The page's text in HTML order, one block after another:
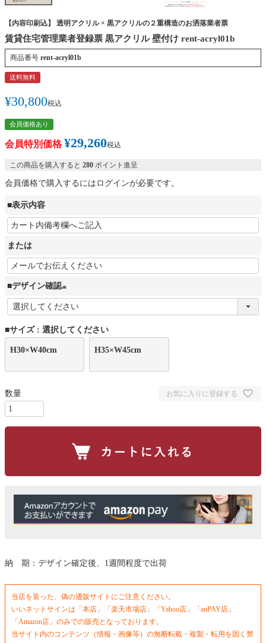
【内容印刷込】 透明アクリル × 黒アクリルの２重構造のお洒落業者票
賃貸住宅管理業者登録票 黒アクリル 壁付け rent-acryl01b
商品番号 rent-acryl01b
送料無料
¥30,800税込
会員価格あり
会員特別価格 ¥29,260税込
この商品を購入すると 280 ポイント進呈
会員価格で購入するにはログインが必要です。
■表示内容
または
■デザイン確認
(
須
■サイズ 選択してください
H30×W40cm H35×W45cm
お気に入りに登録する
納 期：デザイン確定後、1週間程度で出荷
当店を装った、偽の通販サイトにご注意ください。
いいネットサインは「本店」「楽天市場店」「Yahoo店」「auPAY店」
「Amazon店」のみでの販売となっております。
当サイト内のコンテンツ（情報・画像等）の無断転載・複製・転用を固く禁